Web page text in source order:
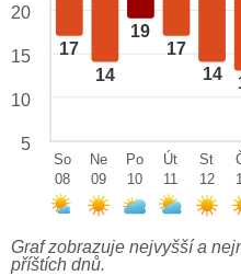
17
14
19
17
14
20
15
10
5
So
08
Ne
09
Po
10
Út
11
St
12
Graf zobrazuje nejvyšší a
příštích dnů.